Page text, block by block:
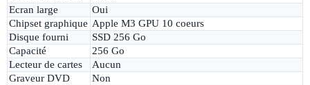
Ecran large
Oui
Chipset graphique Apple M3 GPU 10 coeurs
Disque fourni
SSD 256 Go
Capacité
256 Go
Lecteur de cartes
Aucun
Graveur DVD
Non